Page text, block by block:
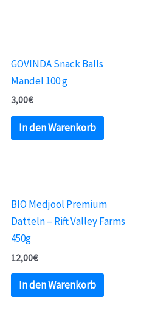
GOVINDA Snack Balls
Mandel 100 g
3,00€
In den Warenkorb
BIO Medjool Premium
Datteln – Rift Valley Farms
450g
12,00€
In den Warenkorb